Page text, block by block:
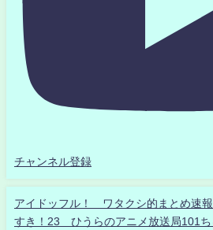
チャンネル登録
アイドッフル！ ワタクシ的まとめ速
すき！23 ひうらのアニメ放送局101